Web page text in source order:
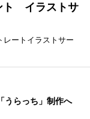
ト イラストサ
ートイラストサー
うらっち」制作へ